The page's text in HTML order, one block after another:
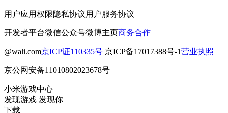
用户应用权限隐私协议用户服务协议
开发者平台微信公众号微博主页商务合作
@wali.com京ICP证110335号 京ICP备17017388号-1营业执照
京公网安备11010802023678号
小米游戏中心
发现游戏 发现你
下载